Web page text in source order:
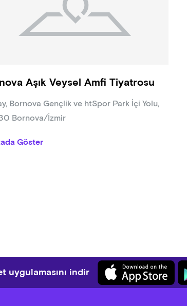
Aşık Veysel Amfi Tiyatrosu
Bornova Gençlik ve htSpor Park İçi Yolu,
Bornova/İzmir
Göster
uygulamasını indir